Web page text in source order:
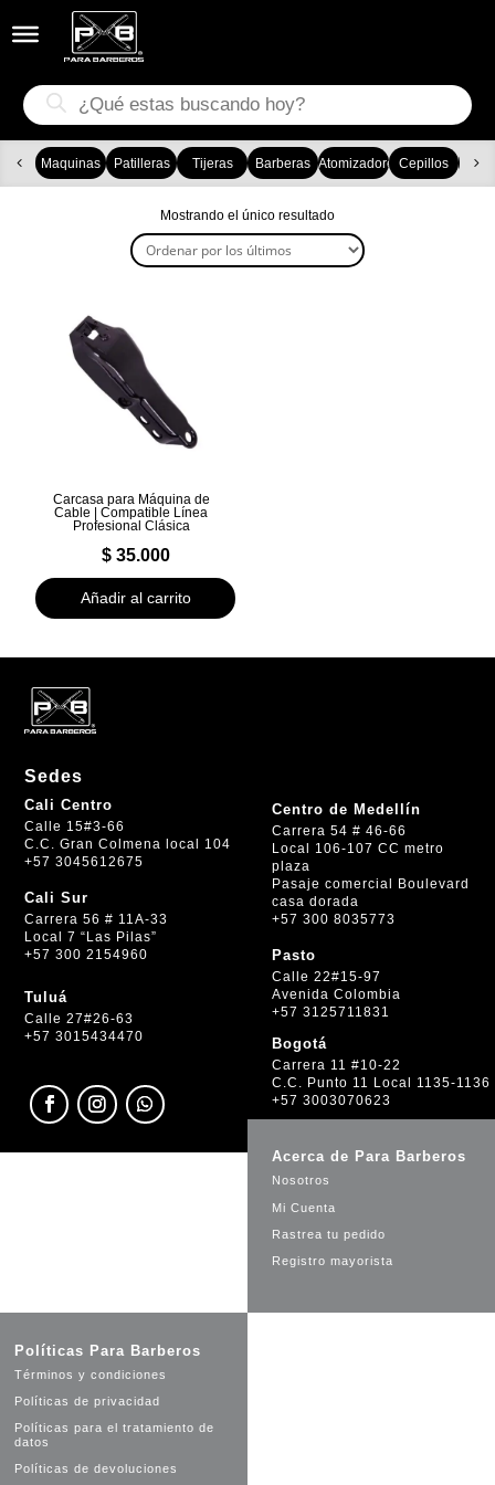
Búsqueda
de
productos
Maquinas Patilleras Tijeras Barberas AtomizadoresCepillos
Mostrando el único resultado
Carcasa para Máquina de
Cable | Compatible Línea
Profesional Clásica
$35.000
Añadir al carrito
Sedes
Cali Centro
Calle 15#3-66
C.C. Gran Colmena local 104
+57 3045612675
Cali Sur
Carrera 56 # 11A-33
Local 7 “Las Pilas”
+57 300 2154960
Tuluá
Calle 27#26-63
+57 3015434470
Centro de Medellín
Carrera 54 # 46-66
Local 106-107 CC metro
plaza
Pasaje comercial Boulevard
casa dorada
+57 300 8035773
Pasto
Calle 22#15-97
Avenida Colombia
+57 3125711831
Bogotá
Carrera 11 #10-22
C.C. Punto 11 Local 1135-1136
+57 3003070623
Acerca de Para Barberos
Nosotros
Mi Cuenta
Rastrea tu pedido
Registro mayorista
Políticas Para Barberos
Términos y condiciones
Políticas de privacidad
Políticas para el tratamiento de
datos
Políticas de devoluciones